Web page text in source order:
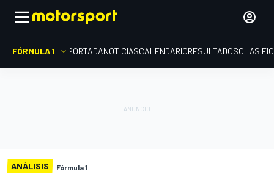
FÓRMULA 1 PORTADANOTICIASCALENDARIORESULTADOS
ANÁLISIS Fórmula 1